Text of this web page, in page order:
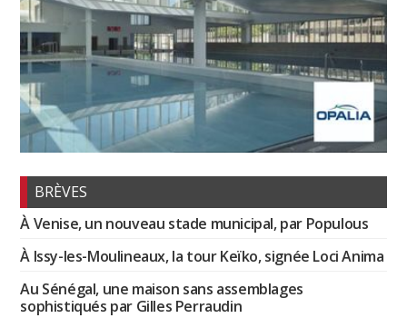
BRÈVES
À Venise, un nouveau stade municipal, par Populous
À Issy-les-Moulineaux, la tour Keïko, signée Loci Anima
Au Sénégal, une maison sans assemblages
sophistiqués par Gilles Perraudin